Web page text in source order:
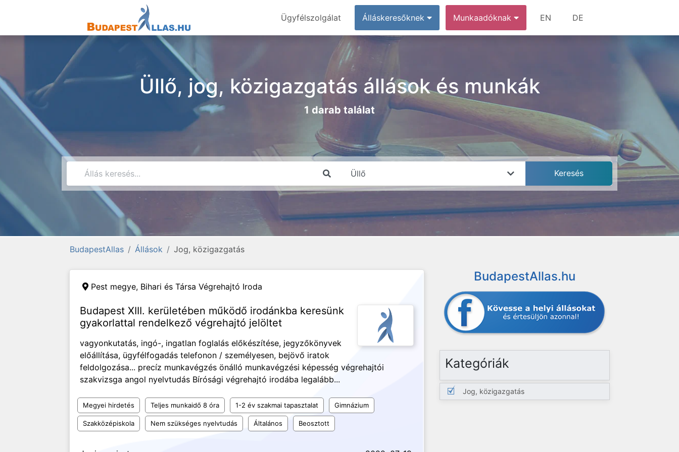
Ügyfélszolgálat Álláskeresőknek Munkaadóknak EN DE
Üllő, jog, közigazgatás állások és munkák
1 darab találat
BudapestAllas Állások Jog, közigazgatás
Pest megye, Bihari és Társa Végrehajtó Iroda
Budapest XIII. kerületében működő irodánkba keresünk
gyakorlattal rendelkező végrehajtó jelöltet
vagyonkutatás, ingó-, ingatlan foglalás előkészítése, jegyzőkönyvek
előállítása, ügyfélfogadás telefonon / személyesen, bejövő iratok
feldolgozása... precíz munkavégzés önálló munkavégzési képesség végrehajtói
szakvizsga angol nyelvtudás Bírósági végrehajtó irodába legalább...
Megyei hirdetés Teljes munkaidő 8 óra 1-2 év szakmai tapasztalat Gimnázium
Szakközépiskola Nem szükséges nyelvtudás Általános Beosztott
BudapestAllas.hu
Kategóriák
Jog, közigazgatás